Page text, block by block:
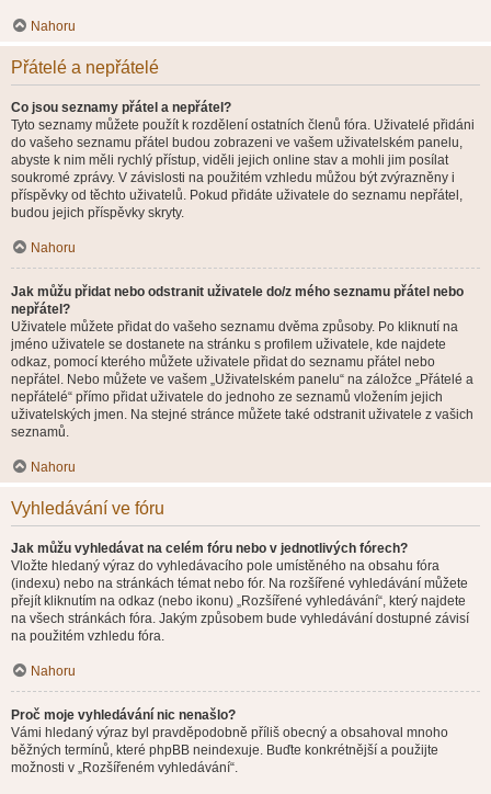
Nahoru
Přátelé a nepřátelé
Co jsou seznamy přátel a nepřátel?
Tyto seznamy můžete použít k rozdělení ostatních členů fóra. Uživatelé přidáni
do vašeho seznamu přátel budou zobrazeni ve vašem uživatelském panelu,
abyste k nim měli rychlý přístup, viděli jejich online stav a mohli jim posílat
soukromé zprávy. V závislosti na použitém vzhledu můžou být zvýrazněny i
příspěvky od těchto uživatelů. Pokud přidáte uživatele do seznamu nepřátel,
budou jejich příspěvky skryty.
Nahoru
Jak můžu přidat nebo odstranit uživatele do/z mého seznamu přátel nebo
nepřátel?
Uživatele můžete přidat do vašeho seznamu dvěma způsoby. Po kliknutí na
jméno uživatele se dostanete na stránku s profilem uživatele, kde najdete
odkaz, pomocí kterého můžete uživatele přidat do seznamu přátel nebo
nepřátel. Nebo můžete ve vašem „Uživatelském panelu“ na záložce „Přátelé a
nepřátelé“ přímo přidat uživatele do jednoho ze seznamů vložením jejich
uživatelských jmen. Na stejné stránce můžete také odstranit uživatele z vašich
seznamů.
Nahoru
Vyhledávání ve fóru
Jak můžu vyhledávat na celém fóru nebo v jednotlivých fórech?
Vložte hledaný výraz do vyhledávacího pole umístěného na obsahu fóra
(indexu) nebo na stránkách témat nebo fór. Na rozšířené vyhledávání můžete
přejít kliknutím na odkaz (nebo ikonu) „Rozšířené vyhledávání“, který najdete
na všech stránkách fóra. Jakým způsobem bude vyhledávání dostupné závisí
na použitém vzhledu fóra.
Nahoru
Proč moje vyhledávání nic nenašlo?
Vámi hledaný výraz byl pravděpodobně příliš obecný a obsahoval mnoho
běžných termínů, které phpBB neindexuje. Buďte konkrétnější a použijte
možnosti v „Rozšířeném vyhledávání“.